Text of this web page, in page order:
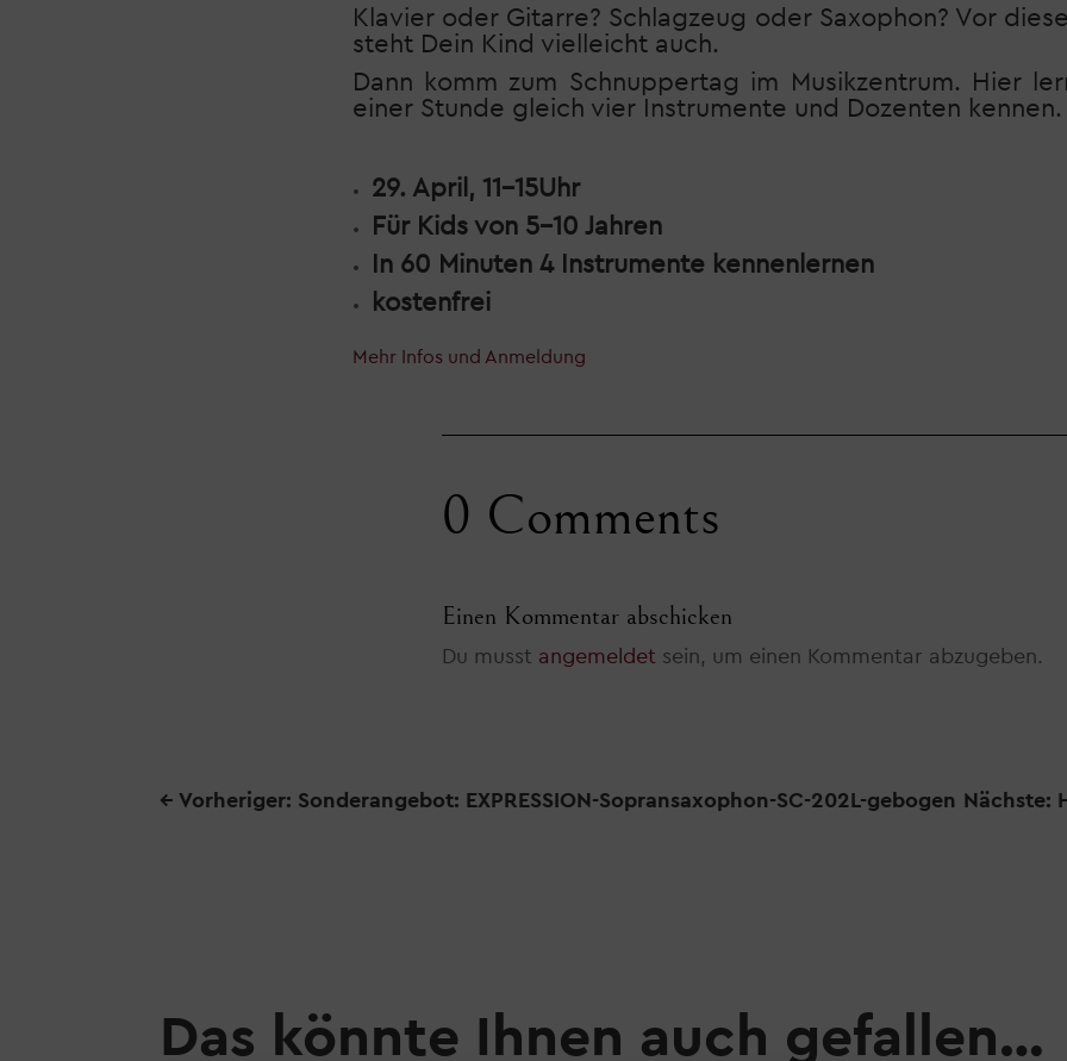
Klavier oder Gitarre? Schlagzeug oder Saxophon? Vor
steht Dein Kind vielleicht auch.
Dann komm zum Schnuppertag im Musikzentrum. Hier
einer Stunde gleich vier Instrumente und Dozenten kennen.
29. April, 11-15Uhr
Für Kids von 5-10 Jahren
In 60 Minuten 4 Instrumente kennenlernen
kostenfrei
Mehr Infos und Anmeldung
0 Comments
Einen Kommentar abschicken
Du musst angemeldet sein, um einen Kommentar abzugeben.
←Vorheriger: Sonderangebot: EXPRESSION-Sopransaxophon-SC-202L-gebogen Nächste:
Das könnte Ihnen auch gefallen…